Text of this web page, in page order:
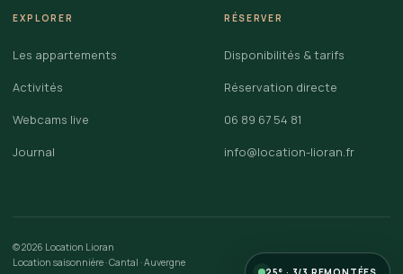
EXPLORER
Les appartements
Activités
Webcams live
Journal
RÉSERVER
Disponibilités & tarifs
Réservation directe
06 89 67 54 81
info@location-lioran.fr
©2026 Location Lioran
Location saisonnière · Cantal · Auvergne